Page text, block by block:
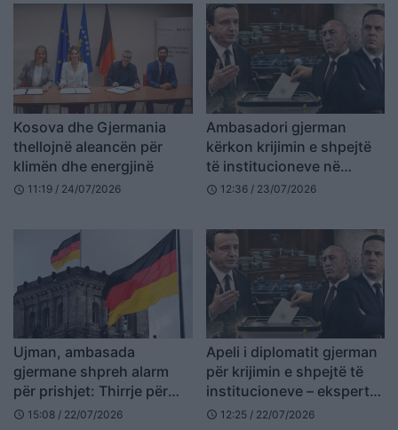
Kosova dhe Gjermania
thellojnë aleancën për
klimën dhe energjinë
schedule 11:19 / 24/07/2026
Ambasadori gjerman
kërkon krijimin e shpejtë
të institucioneve në
Kosovë, ekspertët
schedule 12:36 / 23/07/2026
Ujman, ambasada
gjermane shpreh alarm
për prishjet: Thirrje për
ndalim të menjëhershëm
schedule 15:08 / 22/07/2026
Apeli i diplomatit gjerman
për krijimin e shpejtë të
institucioneve – ekspertët
paralajmërojnë pasoja të
schedule 12:25 / 22/07/2026